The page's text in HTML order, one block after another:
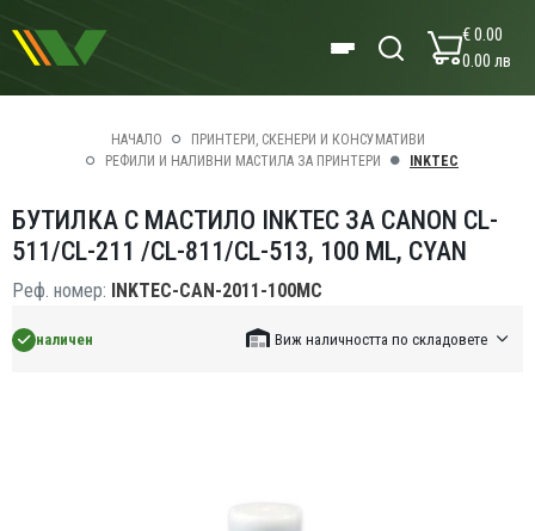
€ 0.00
0.00 лв
НАЧАЛО
ПРИНТЕРИ, СКЕНЕРИ И КОНСУМАТИВИ
РЕФИЛИ И НАЛИВНИ МАСТИЛА ЗА ПРИНТЕРИ
INKTEC
БУТИЛКА С МАСТИЛО INKTEC ЗА CANON CL-
511/CL-211 /CL-811/CL-513, 100 ML, CYAN
Реф. номер: INKTEC-CAN-2011-100MC
наличен Виж наличността по складовете